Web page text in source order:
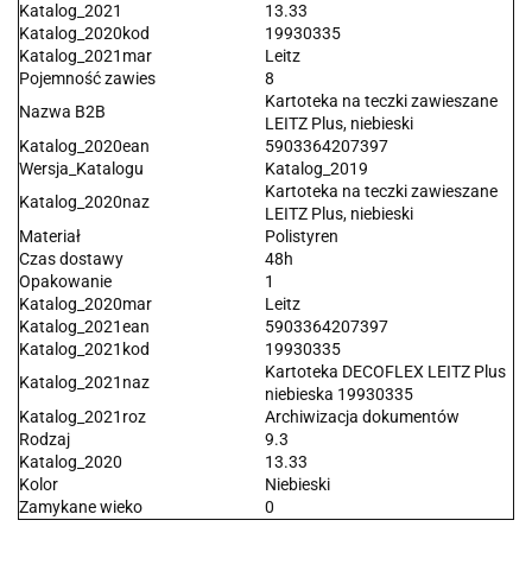
Katalog_2021
13.33
Katalog_2020kod
19930335
Katalog_2021mar
Leitz
Pojemność zawies
8
Nazwa B2B
Kartoteka na teczki zawieszane
LEITZ Plus, niebieski
Katalog_2020ean
5903364207397
Wersja_Katalogu
Katalog_2019
Katalog_2020naz
Kartoteka na teczki zawieszane
LEITZ Plus, niebieski
Materiał
Polistyren
Czas dostawy
48h
Opakowanie
1
Katalog_2020mar
Leitz
Katalog_2021ean
5903364207397
Katalog_2021kod
19930335
Katalog_2021naz
Kartoteka DECOFLEX LEITZ Plus
niebieska 19930335
Katalog_2021roz
Archiwizacja dokumentów
Rodzaj
9.3
Katalog_2020
13.33
Kolor
Niebieski
Zamykane wieko
0